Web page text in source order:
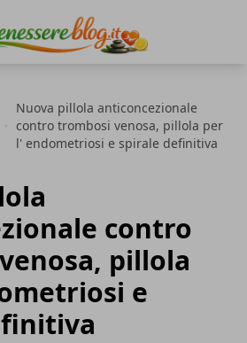
Nuova pillola anticoncezionale
contro trombosi venosa, pillola per
l' endometriosi e spirale definitiva
contro
pillola
e